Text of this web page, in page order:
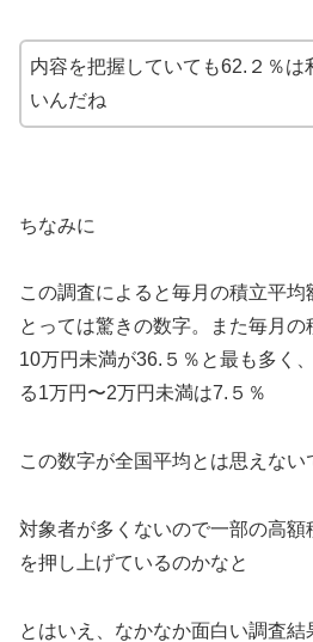
内容を把握していても62.２％は
いんだね
ちなみに
この調査によると毎月の積立平
とっては驚きの数字。また毎月
10万円未満が36.５％と最も多く
る1万円〜2万円未満は7.５％
この数字が全国平均とは思えない
対象者が多くないので一部の高
を押し上げているのかなと
とはいえ、なかなか面白い調査